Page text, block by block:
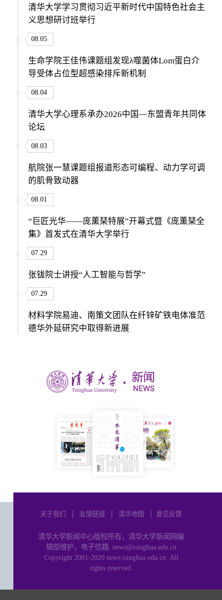
清华大学学习贯彻习近平新时代中国特色社会主
义思想研讨班举行
08.05
生命学院王佳伟课题组发现λ噬菌体Lom蛋白介
导受体占位型超感染排斥新机制
08.04
清华大学心理系承办2026中国—东盟青年共同体
论坛
08.03
航院张一慧课题组报道形态可编程、动力学可调
的肌骨致动器
08.01
“巨匠光华——庞薰琹特展”开幕式暨《庞薰琹全
集》首发式在清华大学举行
07.29
张钹院士讲授“人工智能与哲学”
07.29
材料学院易迪、南策文团队在纤锌矿铁电体准范
德华外延研究中取得新进展
关于我们 友情链接 清华地图 意见反馈
清华大学新闻中心版权所有，清华大学新闻网编
辑部维护，电子信箱: news@tsinghua.edu.cn
Copyright 2001-2020 news.tsinghua.edu.cn. All
rights reserved.